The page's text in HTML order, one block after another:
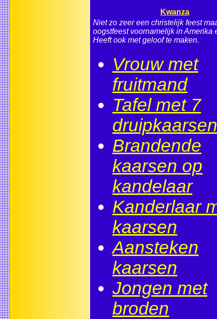
Kwanza
Niet zo zeer een christelijk feest
oogstfeest voornamelijk in Amerika
Heeft ook met geloof te maken.
Vrouw met
fruitmand
Tafel met 7
druipkaarsen
Brandende
kaarsen op
kandelaar
Kanderlaar
kaarsen
Aansteken
kaarsen
Jongen met
broden